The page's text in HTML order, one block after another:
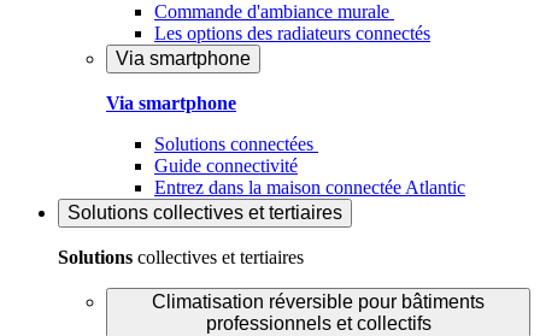
Commande d'ambiance murale
Les options des radiateurs connectés
Via smartphone
Via smartphone
Solutions connectées
Guide connectivité
Entrez dans la maison connectée Atlantic
Solutions collectives et tertiaires
Solutions collectives et tertiaires
Climatisation réversible pour bâtiments
professionnels et collectifs